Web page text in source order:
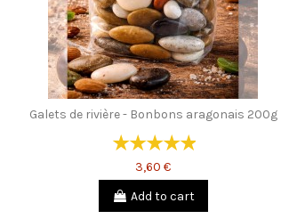
Galets de rivière - Bonbons aragonais 200g
3,60 €
Add to cart